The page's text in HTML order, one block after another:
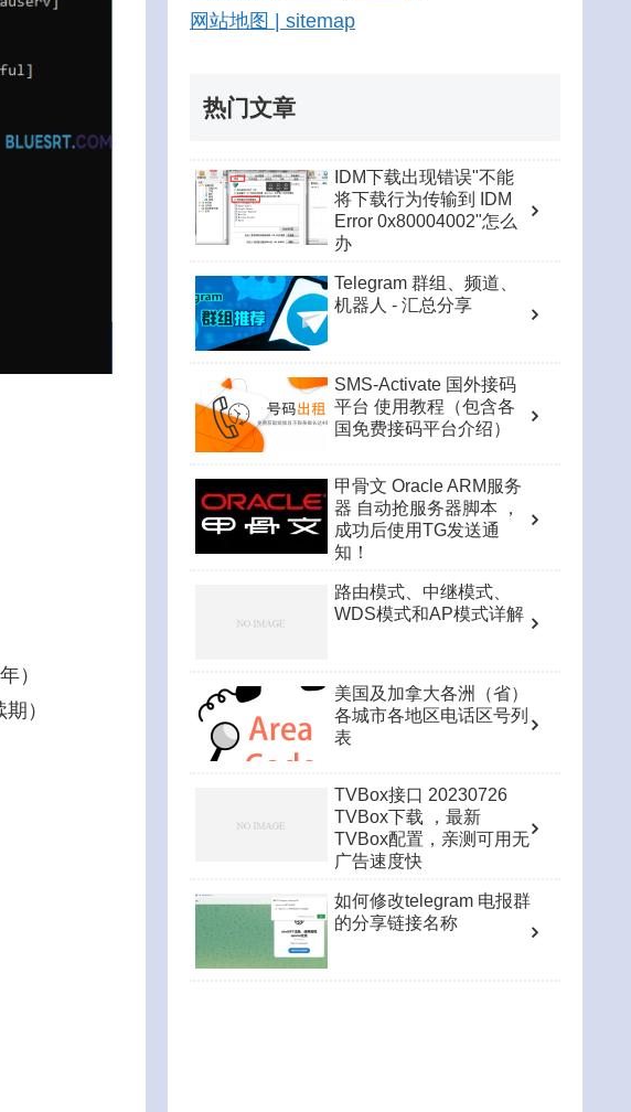
）
）
网站地图 | sitemap
热门文章
IDM下载出现错误"不能
将下载行为传输到 IDM
Error 0x80004002"怎么
办
Telegram 群组、频道、
机器人 - 汇总分享
SMS-Activate 国外接码
平台 使用教程（包含各
国免费接码平台介绍）
甲骨文 Oracle ARM服务
器 自动抢服务器脚本 ，
成功后使用TG发送通
知！
路由模式、中继模式、
WDS模式和AP模式详解
美国及加拿大各洲（省）
各城市各地区电话区号列
表
TVBox接口 20230726
TVBox下载 ，最新
TVBox配置，亲测可用无
广告速度快
如何修改telegram 电报群
的分享链接名称